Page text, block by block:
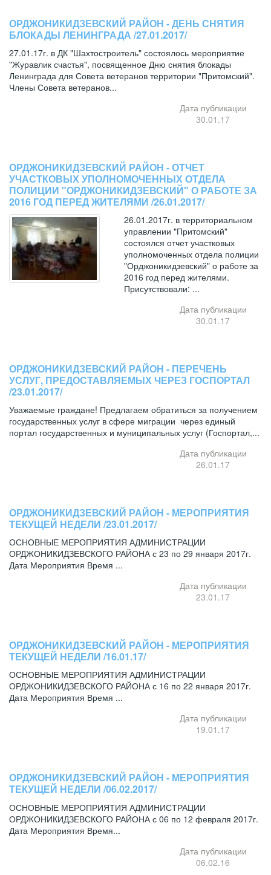
ОРДЖОНИКИДЗЕВСКИЙ РАЙОН - ДЕНЬ СНЯТИЯ
БЛОКАДЫ ЛЕНИНГРАДА /27.01.2017/
27.01.17г. в ДК "Шахтостроитель" состоялось мероприятие
"Журавлик счастья", посвященное Дню снятия блокады
Ленинграда для Совета ветеранов территории "Притомский".
Члены Совета ветеранов...
Дата публикации
30.01.17
ОРДЖОНИКИДЗЕВСКИЙ РАЙОН - ОТЧЕТ
УЧАСТКОВЫХ УПОЛНОМОЧЕННЫХ ОТДЕЛА
ПОЛИЦИИ "ОРДЖОНИКИДЗЕВСКИЙ" О РАБОТЕ ЗА
2016 ГОД ПЕРЕД ЖИТЕЛЯМИ /26.01.2017/
26.01.2017г. в территориальном
управлении "Притомский"
состоялся отчет участковых
уполномоченных отдела полиции
"Орджоникидзевский" о работе за
2016 год перед жителями.
Присутствовали: ...
Дата публикации
30.01.17
ОРДЖОНИКИДЗЕВСКИЙ РАЙОН - ПЕРЕЧЕНЬ
УСЛУГ, ПРЕДОСТАВЛЯЕМЫХ ЧЕРЕЗ ГОСПОРТАЛ
/23.01.2017/
Уважаемые граждане! Предлагаем обратиться за получением
государственных услуг в сфере миграции через единый
портал государственных и муниципальных услуг (Госпортал,...
Дата публикации
26.01.17
ОРДЖОНИКИДЗЕВСКИЙ РАЙОН - МЕРОПРИЯТИЯ
ТЕКУЩЕЙ НЕДЕЛИ /23.01.2017/
ОСНОВНЫЕ МЕРОПРИЯТИЯ АДМИНИСТРАЦИИ
ОРДЖОНИКИДЗЕВСКОГО РАЙОНА с 23 по 29 января 2017г.
Дата Мероприятия Время ...
Дата публикации
23.01.17
ОРДЖОНИКИДЗЕВСКИЙ РАЙОН - МЕРОПРИЯТИЯ
ТЕКУЩЕЙ НЕДЕЛИ /16.01.17/
ОСНОВНЫЕ МЕРОПРИЯТИЯ АДМИНИСТРАЦИИ
ОРДЖОНИКИДЗЕВСКОГО РАЙОНА с 16 по 22 января 2017г.
Дата Мероприятия Время ...
Дата публикации
19.01.17
ОРДЖОНИКИДЗЕВСКИЙ РАЙОН - МЕРОПРИЯТИЯ
ТЕКУЩЕЙ НЕДЕЛИ /06.02.2017/
ОСНОВНЫЕ МЕРОПРИЯТИЯ АДМИНИСТРАЦИИ
ОРДЖОНИКИДЗЕВСКОГО РАЙОНА с 06 по 12 февраля 2017г.
Дата Мероприятия Время...
Дата публикации
06.02.16